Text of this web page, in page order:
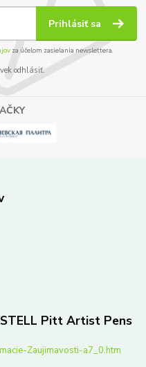
Prihlásiť sa
za účelom zasielania newslettera.
odhlásiť.
Pitt Artist Pens
Zaujimavosti-a7_0.htm